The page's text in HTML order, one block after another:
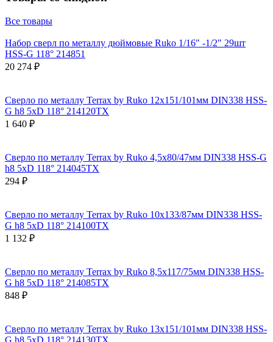
Все товары
Набор сверл по металлу дюймовые Ruko 1/16" -1/2" 29шт
HSS-G 118° 214851
20 274 ₽
Сверло по металлу Terrax by Ruko 12x151/101мм DIN338 HSS-
G h8 5xD 118° 214120TX
1 640 ₽
Сверло по металлу Terrax by Ruko 4,5x80/47мм DIN338 HSS-G
h8 5xD 118° 214045TX
294 ₽
Сверло по металлу Terrax by Ruko 10x133/87мм DIN338 HSS-
G h8 5xD 118° 214100TX
1 132 ₽
Сверло по металлу Terrax by Ruko 8,5x117/75мм DIN338 HSS-
G h8 5xD 118° 214085TX
848 ₽
Сверло по металлу Terrax by Ruko 13x151/101мм DIN338 HSS-
G h8 5xD 118° 214130TX